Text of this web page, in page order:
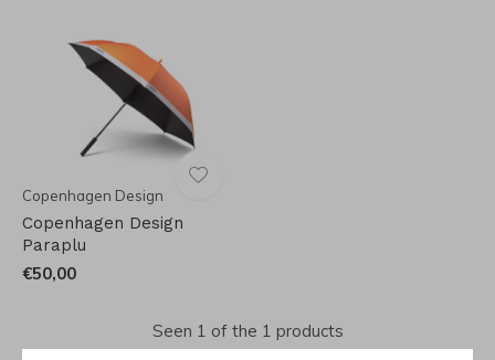
Copenhagen Design
Copenhagen Design
Paraplu
€50,00
Seen 1 of the 1 products